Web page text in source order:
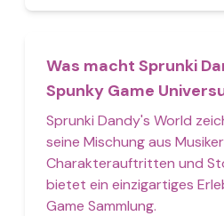
Was macht Sprunki
Spunky Game
Sprunki Dandy's World
seine Mischung aus
Charakterauftritten und
bietet ein einzigartiges
Game Sammlung.